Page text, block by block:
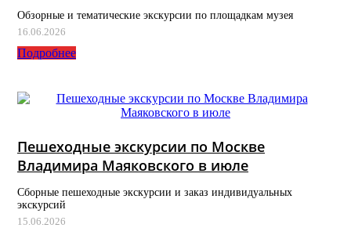
Обзорные и тематические экскурсии по площадкам музея
16.06.2026
Подробнее
Пешеходные экскурсии по Москве
Владимира Маяковского в июле
Сборные пешеходные экскурсии и заказ индивидуальных
экскурсий
15.06.2026